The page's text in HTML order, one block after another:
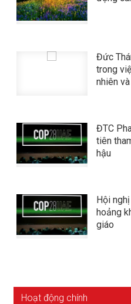
Đức
trong
nhiên
ĐTC
tiên
hậu
Hội
hoảng
giáo
Hoạt động chính